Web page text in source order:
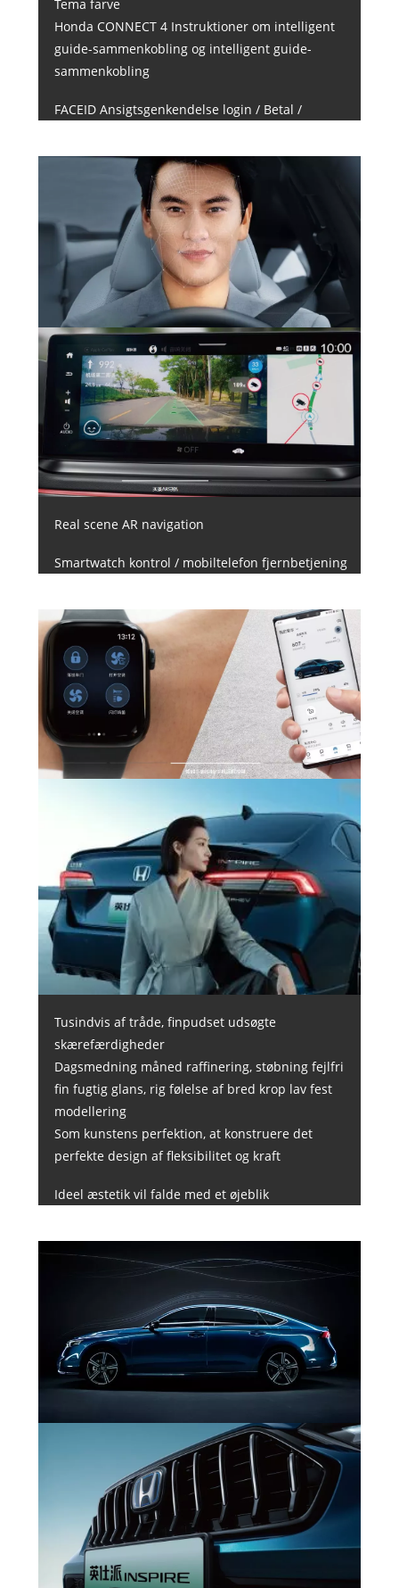
Tema farve
Honda CONNECT 4 Instruktioner om intelligent
guide-sammenkobling og intelligent guide-
sammenkobling
FACEID Ansigtsgenkendelse login / Betal /
Real scene AR navigation
Smartwatch kontrol / mobiltelefon fjernbetjening
Tusindvis af tråde, finpudset udsøgte
skærefærdigheder
Dagsmedning måned raffinering, støbning fejlfri
fin fugtig glans, rig følelse af bred krop lav fest
modellering
Som kunstens perfektion, at konstruere det
perfekte design af fleksibilitet og kraft
Ideel æstetik vil falde med et øjeblik